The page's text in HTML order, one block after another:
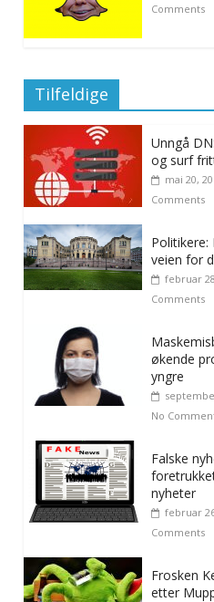
Comments
Tilfeldige
Unngå
og surf
mai 20,
Comments
veien for
februar
Comments
økende
yngre
No
Falske
nyheter
februar
Comments
Frosken
etter